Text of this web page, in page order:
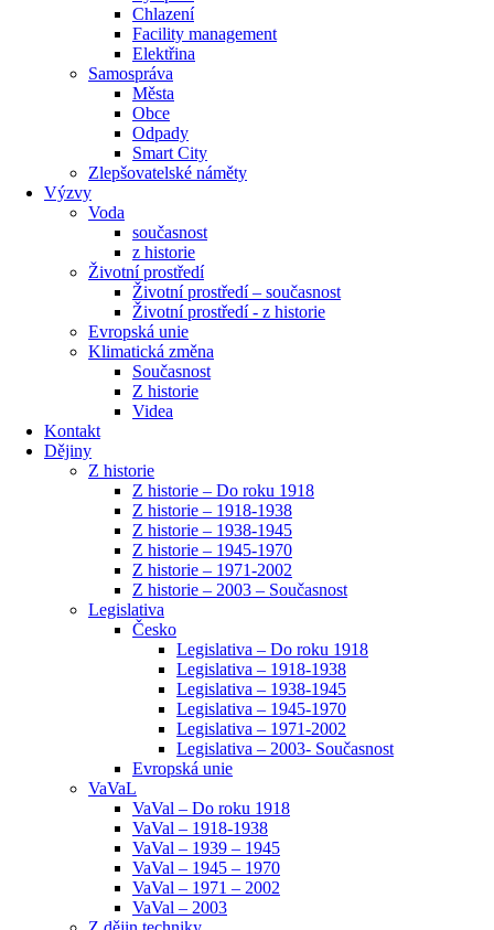
Chlazení
Facility management
Elektřina
Samospráva
Města
Obce
Odpady
Smart City
Zlepšovatelské náměty
Výzvy
Voda
současnost
z historie
Životní prostředí
Životní prostředí – současnost
Životní prostředí ​- z historie
Evropská unie
Klimatická změna
Současnost
Z historie
Videa
Kontakt
Dějiny
Z historie
Z historie – Do roku 1918
Z historie – 1918-1938
Z historie – 1938-1945
Z historie – 1945-1970
Z historie – 1971-2002
Z historie – 2003 – Současnost
Legislativa
Česko
Legislativa – Do roku 1918
Legislativa – 1918-1938
Legislativa – 1938-1945
Legislativa – 1945-1970
Legislativa – 1971-2002
Legislativa – 2003- Současnost
Evropská unie
VaVaL
VaVal – Do roku 1918
VaVal – 1918-1938
VaVal – 1939 – 1945
VaVal – 1945 – 1970
VaVal – 1971 – 2002
VaVal – 2003